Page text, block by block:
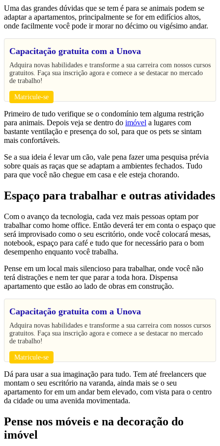
Uma das grandes dúvidas que se tem é para se animais podem se
adaptar a apartamentos, principalmente se for em edifícios altos,
onde facilmente você pode ir morar no décimo ou vigésimo andar.
Capacitação gratuita com a Unova
Adquira novas habilidades e transforme a sua carreira com nossos cursos
gratuitos. Faça sua inscrição agora e comece a se destacar no mercado
de trabalho!
Matricule-se
Primeiro de tudo verifique se o condomínio tem alguma restrição
para animais. Depois veja se dentro do imóvel a lugares com
bastante ventilação e presença do sol, para que os pets se sintam
mais confortáveis.
Se a sua ideia é levar um cão, vale pena fazer uma pesquisa prévia
sobre quais as raças que se adaptam a ambientes fechados. Tudo
para que você não chegue em casa e ele esteja chorando.
Espaço para trabalhar e outras atividades
Com o avanço da tecnologia, cada vez mais pessoas optam por
trabalhar como home office. Então deverá ter em conta o espaço que
será improvisado como o seu escritório, onde você colocará mesas,
notebook, espaço para café e tudo que for necessário para o bom
desempenho enquanto você trabalha.
Pense em um local mais silencioso para trabalhar, onde você não
terá distrações e nem ter que parar a toda hora. Dispensa
apartamento que estão ao lado de obras em construção.
Capacitação gratuita com a Unova
Adquira novas habilidades e transforme a sua carreira com nossos cursos
gratuitos. Faça sua inscrição agora e comece a se destacar no mercado
de trabalho!
Matricule-se
Dá para usar a sua imaginação para tudo. Tem até freelancers que
montam o seu escritório na varanda, ainda mais se o seu
apartamento for em um andar bem elevado, com vista para o centro
da cidade ou uma avenida movimentada.
Pense nos móveis e na decoração do
imóvel